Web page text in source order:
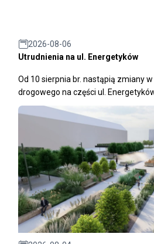
2026-08-06
Utrudnienia na ul. Energetyków
Od 10 sierpnia br. nastąpią zmiany
drogowego na części ul.